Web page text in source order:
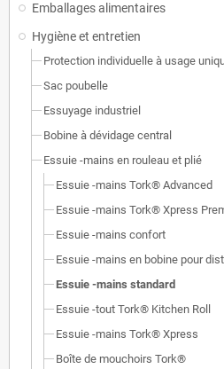
Emballages alimentaires
Hygiène et entretien
Protection individuelle à usage
Sac poubelle
Essuyage industriel
Bobine à dévidage central
Essuie -mains en rouleau et plié
Essuie -mains Tork® Advanced
Essuie -mains Tork® Xpress
Essuie -mains confort
Essuie -mains en bobine pour
Essuie -mains standard
Essuie -tout Tork® Kitchen Roll
Essuie -mains Tork® Xpress
Boîte de mouchoirs Tork®